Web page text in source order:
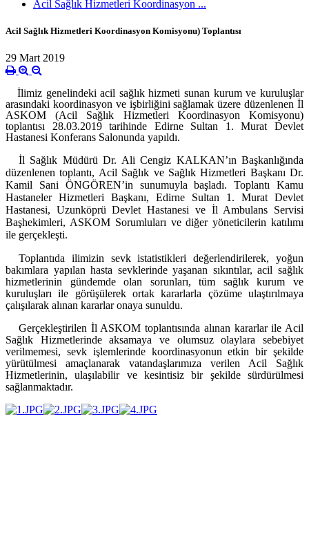
Acil Sağlık Hizmetleri Koordinasyon ...
Acil Sağlık Hizmetleri Koordinasyon Komisyonu) Toplantısı
29 Mart 2019
İlimiz genelindeki acil sağlık hizmeti sunan kurum ve kuruluşlar
arasındaki koordinasyon ve işbirliğini sağlamak üzere düzenlenen İl
ASKOM (Acil Sağlık Hizmetleri Koordinasyon Komisyonu)
toplantısı 28.03.2019 tarihinde Edirne Sultan 1. Murat Devlet
Hastanesi Konferans Salonunda yapıldı.
İl Sağlık Müdürü Dr. Ali Cengiz KALKAN’ın Başkanlığında
düzenlenen toplantı, Acil Sağlık ve Sağlık Hizmetleri Başkanı Dr.
Kamil Sani ÖNGÖREN’in sunumuyla başladı. Toplantı Kamu
Hastaneler Hizmetleri Başkanı, Edirne Sultan 1. Murat Devlet
Hastanesi, Uzunköprü Devlet Hastanesi ve İl Ambulans Servisi
Başhekimleri, ASKOM Sorumluları ve diğer yöneticilerin katılımı
ile gerçekleşti.
Toplantıda ilimizin sevk istatistikleri değerlendirilerek, yoğun
bakımlara yapılan hasta sevklerinde yaşanan sıkıntılar, acil sağlık
hizmetlerinin gündemde olan sorunları, tüm sağlık kurum ve
kuruluşları ile görüşülerek ortak kararlarla çözüme ulaştırılmaya
çalışılarak alınan kararlar onaya sunuldu.
Gerçekleştirilen İl ASKOM toplantısında alınan kararlar ile Acil
Sağlık Hizmetlerinde aksamaya ve olumsuz olaylara sebebiyet
verilmemesi, sevk işlemlerinde koordinasyonun etkin bir şekilde
yürütülmesi amaçlanarak vatandaşlarımıza verilen Acil Sağlık
Hizmetlerinin, ulaşılabilir ve kesintisiz bir şekilde sürdürülmesi
sağlanmaktadır.